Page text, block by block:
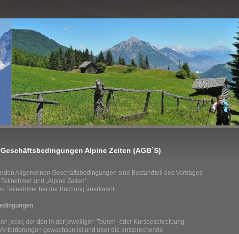
Alpine Zeiten (AGB´S)
Allgemeinen Geschäftsbedingungen sind Bestandteil des Vertrages
und „Alpine Zeiten“.
Teilnehmer bei der Buchung anerkannt.
jeder, der den in der jeweiligen Touren- oder Kursbeschreibung
gewachsen ist und über die entsprechende